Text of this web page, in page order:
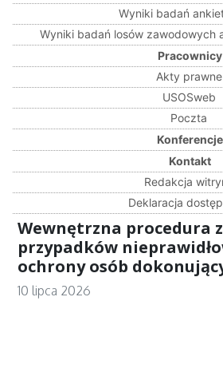
Wyniki badań
Wyniki badań losów zawodowych
Pracownicy
Akty prawne
USOSweb
Poczta
Konferencje
Kontakt
Redakcja
Deklaracja
Wewnętrzna procedura
przypadków
ochrony osób
10 lipca 2026